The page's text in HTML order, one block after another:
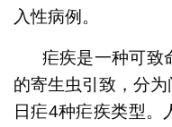
入性病例。
疟疾是一种可致
的寄生虫引致，分
日疟4种疟疾类型。